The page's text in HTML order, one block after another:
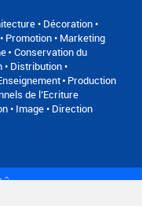
• Décoration •
Promotion • Marketing
Conservation du
• Distribution •
Production
de l’Ecriture
• Image • Direction
?